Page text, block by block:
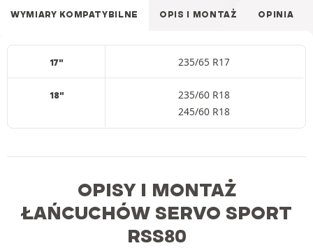
WYMIARY KOMPATYBILNE OPIS I MONTAŻ OPINIA
17" 235/65 R17
18"
235/60 R18
245/60 R18
OPISY I MONTAŻ
ŁAŃCUCHÓW SERVO SPORT
RSS80